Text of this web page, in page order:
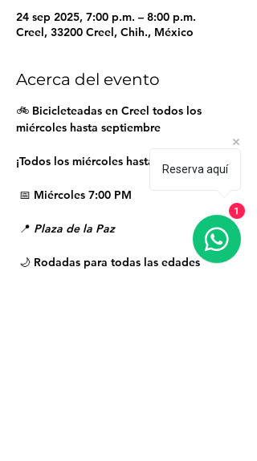
24 sep 2025, 7:00 p.m. – 8:00 p.m.
Creel, 33200 Creel, Chih., México
Acerca del evento
🚲 Bicicleteadas en Creel todos los
miércoles hasta septiembre
¡Todos los miércoles hasta septiembre!
📅 Miércoles 7:00 PM
📍 Plaza de la Paz
🌙 Rodadas para todas las edades
Reserva aquí
1